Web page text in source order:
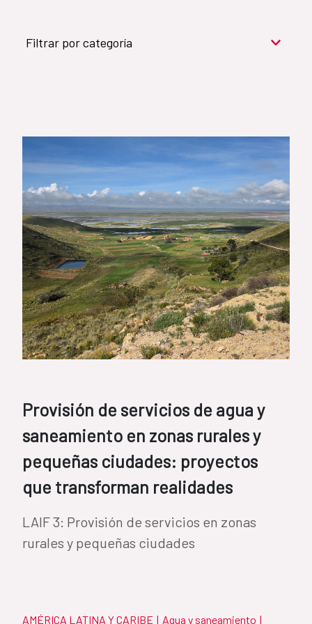
Filtrar por categoría
Objetivos de Desarrollo Sostenible (524)
Género (500)
AMÉRICA LATINA Y CARIBE (490)
España (486)
Agua y saneamiento (333)
Salud (265)
Educación (225)
Provisión de servicios de agua y
saneamiento en zonas rurales y
pequeñas ciudades: proyectos
que transforman realidades
LAIF 3: Provisión de servicios en zonas
AMÉRICA LATINA Y CARIBE | Agua y saneamiento |